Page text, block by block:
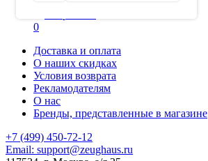
0
Доставка и оплата
О наших скидках
Условия возврата
Рекламодателям
О нас
Бренды, представленные в магазине
+7 (499) 450-72-12
Email: support@zeughaus.ru